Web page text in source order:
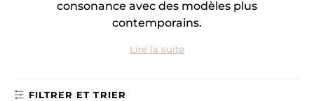
consonance avec des modèles plus
contemporains.
Lire la suite
FILTRER ET TRIER